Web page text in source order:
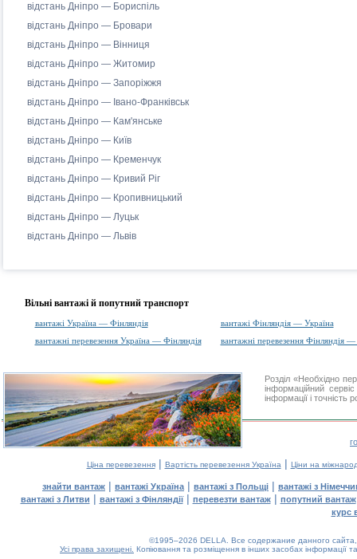
відстань Дніпро — Бориспіль
відстань Дніпро — Бровари
відстань Дніпро — Вінниця
відстань Дніпро — Житомир
відстань Дніпро — Запоріжжя
відстань Дніпро — Івано-Франківськ
відстань Дніпро — Кам'янське
відстань Дніпро — Київ
відстань Дніпро — Кременчук
відстань Дніпро — Кривий Ріг
відстань Дніпро — Кропивницький
відстань Дніпро — Луцьк
відстань Дніпро — Львів
Вільні вантажі й попутний транспорт
вантажі Україна — Фінляндія
вантажі Фінляндія — Україна
вантажні перевезення Україна — Фінляндія
вантажні перевезення Фінляндія —
Розділ «Необхідно
інформаційний
інформації і
Ціна перевезення| Вартість перевезення Україна | Ціни на
знайти вантаж | вантажі Україна | вантажі з Польщі | вантажі з
вантажі з Литви | вантажі з Фінляндії| перевезти вантаж| попутний вантаж
курс
©1995–2026 DELLA. Все содержание данного
Усі права захищені. Копіювання та розміщення в інших засобах інформації